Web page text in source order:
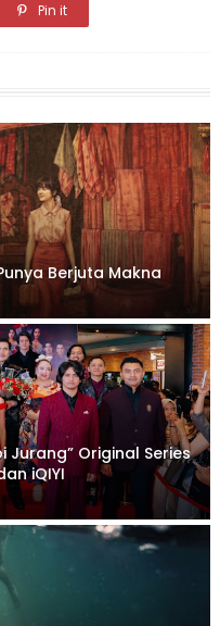
Pin it
Berjuta Makna
Jurang” Original Series
iQIYI